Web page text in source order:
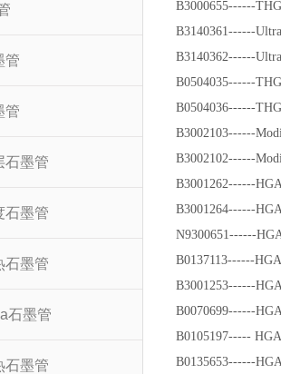
管
管
石墨管
石墨管
石墨管
石墨管
石墨管
B3000655------
B3140361------
B3140362------
B0504035------
B0504036------
B3002103------
B3002102------
B3001262------
B3001264------
N9300651------
B0137113------
B3001253------
B0070699------
B0105197-----
B0135653------